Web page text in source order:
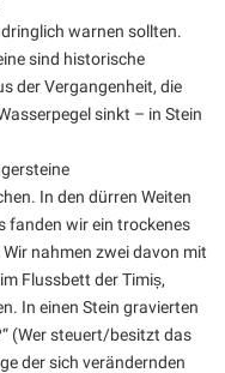
warnen sollten.
sind historische
der Vergangenheit, die
sinkt – in Stein
In den dürren Weiten
fanden wir ein trockenes
nahmen zwei davon mit
Flussbett der Timiș,
In einen Stein gravierten
(Wer steuert/besitzt das
der sich verändernden